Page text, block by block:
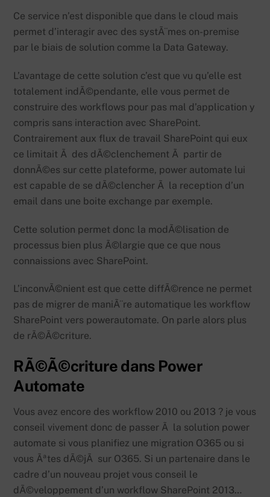
Ce service n’est disponible que dans le cloud mais
permet d’interagir avec des systÃ¨mes on-premise
par le biais de solution comme la Data Gateway.
L’avantage de cette solution c’est que vu qu’elle est
totalement indÃ©pendante, elle vous permet de
construire des workflows pour pas mal d’application y
compris sans interaction avec SharePoint.
Contrairement aux flux de travail SharePoint qui eux
ce limitait Ã des dÃ©clenchement Ã partir de
donnÃ©es sur cette plateforme, power automate lui
est capable de se dÃ©clencher Ã la reception d’un
email dans une boite exchange par exemple.
Cette solution permet donc la modÃ©lisation de
processus bien plus Ã©largie que ce que nous
connaissions avec SharePoint.
L’inconvÃ©nient est que cette diffÃ©rence ne permet
pas de migrer de maniÃ¨re automatique les workflow
SharePoint vers powerautomate. On parle alors plus
de rÃ©Ã©criture.
RÃ©Ã©criture dans Power
Automate
Vous avez encore des workflow 2010 ou 2013 ? je vous
conseil vivement donc de passer Ã la solution power
automate si vous planifiez une migration O365 ou si
vous Ãªtes dÃ©jÃ sur O365. Si un partenaire dans le
cadre d’un nouveau projet vous conseil le
dÃ©veloppement d’un workflow SharePoint 2013…